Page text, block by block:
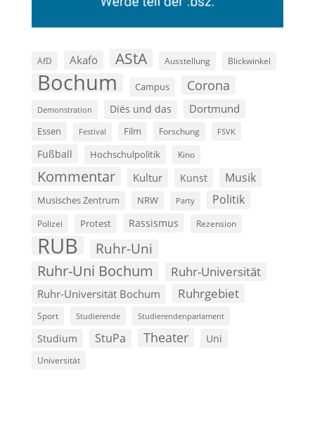
AfD Akafö AStA Ausstellung Blickwinkel
Bochum Campus Corona
Demonstration Diës und das Dortmund
Essen Festival Film Forschung FSVK
Fußball Hochschulpolitik Kino
Kommentar Kultur Kunst Musik
Musisches Zentrum NRW Party Politik
Polizei Protest Rassismus Rezension
RUB Ruhr-Uni
Ruhr-Uni Bochum Ruhr-Universität
Ruhr-Universität Bochum Ruhrgebiet
Sport Studierende Studierendenparlament
Studium StuPa Theater Uni
Universität